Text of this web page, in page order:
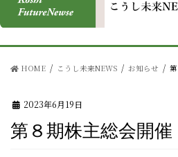
HOME こうし未来NEWS お知らせ
2023年6月19日
第８期株主総会開催